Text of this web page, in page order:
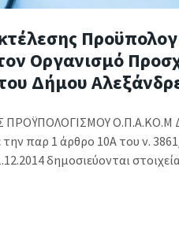
Οργανισμό
Δήμου
ΠΡΟΫΠΟΛΟΓΙΣΜΟΥ Ο.Π.Α.ΚΟ.Μ
παρ 1 άρθρο 10Α του ν.
δημοσιεύονται